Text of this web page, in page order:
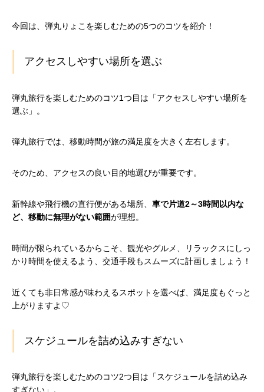
今回は、弾丸りょこを楽しむための5つのコツを紹介！
アクセスしやすい場所を選ぶ
弾丸旅行を楽しむためのコツ1つ目は「アクセスしやすい場所を
選ぶ」。
弾丸旅行では、移動時間が旅の満足度を大きく左右します。
そのため、アクセスの良い目的地選びが重要です。
新幹線や飛行機の直行便がある場所、 車で片道2～3時間以内な
ど、移動に無理がない範囲が理想。
時間が限られているからこそ、観光やグルメ、リラックスにしっ
かり時間を使えるよう、交通手段もスムーズに計画しましょう！
近くても非日常感が味わえるスポットを選べば、満足度もぐっと
上がりますよ♡
スケジュールを詰め込みすぎない
弾丸旅行を楽しむためのコツ2つ目は「スケジュールを詰め込み
すぎない」。